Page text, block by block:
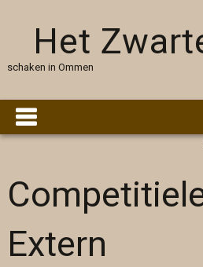
Het
schaken in Ommen
Extern